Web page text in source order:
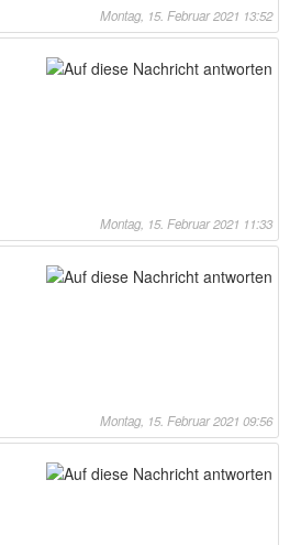
Montag, 15. Februar 2021 13:52
Montag, 15. Februar 2021 11:33
Montag, 15. Februar 2021 09:56